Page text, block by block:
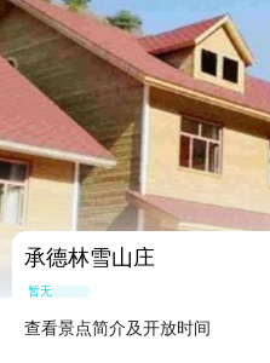
承德林雪山庄
暂无点评
查看景点简介及开放时间
